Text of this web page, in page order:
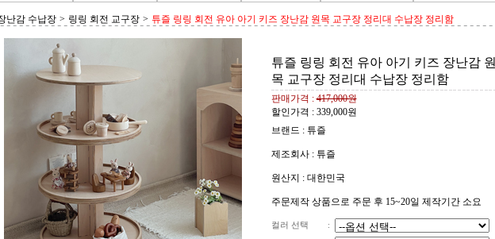
난감 수납장 > 링링 회전 교구장 > 튜즐 링링 회전 유아 아기 키즈 장난감 원목 교구장 정리대 수납장 정리함
튜즐 링링 회전 유아 아기 키즈 장난감 원
목 교구장 정리대 수납장 정리함
판매가격 :417,000원
할인가격 : 339,000원
브랜드 : 튜즐
제조회사 : 튜즐
원산지 : 대한민국
주문제작 상품으로 주문 후 15~20일 제작기간 소요
컬러 선택
: